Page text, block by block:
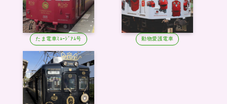
たま電車ﾐｭｰｼﾞｱﾑ号 動物愛護電車